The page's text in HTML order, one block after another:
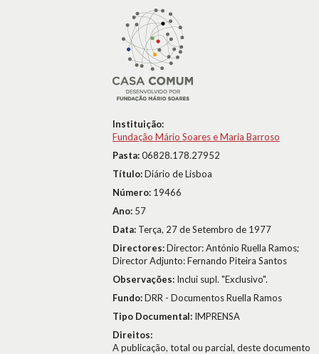
Instituição:
Fundação Mário Soares e Maria Barroso
Pasta:06828.178.27952
Título:Diário de Lisboa
Número: 19466
Ano: 57
Data: Terça, 27 de Setembro de 1977
Directores:Director: António Ruella Ramos;
Director Adjunto: Fernando Piteira Santos
Observações: Inclui supl. "Exclusivo".
Fundo:DRR - Documentos Ruella Ramos
Tipo Documental: IMPRENSA
Direitos:
A publicação, total ou parcial, deste documento